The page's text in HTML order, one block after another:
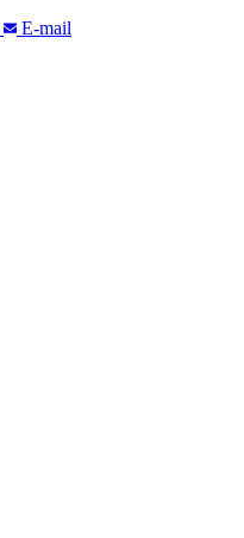
E-mail